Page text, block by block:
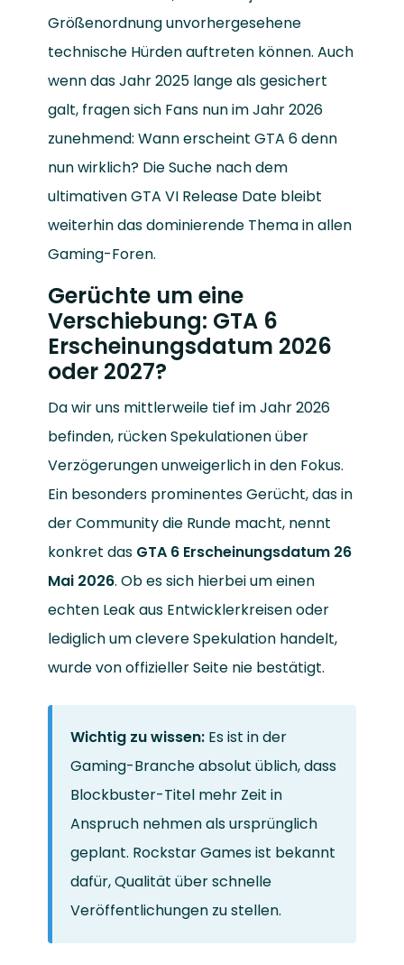
Größenordnung unvorhergesehene
technische Hürden auftreten können. Auch
wenn das Jahr 2025 lange als gesichert
galt, fragen sich Fans nun im Jahr 2026
zunehmend: Wann erscheint GTA 6 denn
nun wirklich? Die Suche nach dem
ultimativen GTA VI Release Date bleibt
weiterhin das dominierende Thema in allen
Gaming-Foren.
Gerüchte um eine
Verschiebung: GTA 6
Erscheinungsdatum 2026
oder 2027?
Da wir uns mittlerweile tief im Jahr 2026
befinden, rücken Spekulationen über
Verzögerungen unweigerlich in den Fokus.
Ein besonders prominentes Gerücht, das in
der Community die Runde macht, nennt
konkret das GTA 6 Erscheinungsdatum 26
Mai 2026. Ob es sich hierbei um einen
echten Leak aus Entwicklerkreisen oder
lediglich um clevere Spekulation handelt,
wurde von offizieller Seite nie bestätigt.
Wichtig zu wissen:Es ist in der
Gaming-Branche absolut üblich, dass
Blockbuster-Titel mehr Zeit in
Anspruch nehmen als ursprünglich
geplant. Rockstar Games ist bekannt
dafür, Qualität über schnelle
Veröffentlichungen zu stellen.